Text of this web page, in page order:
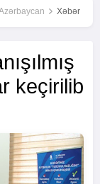
Xəbər
keçirilib